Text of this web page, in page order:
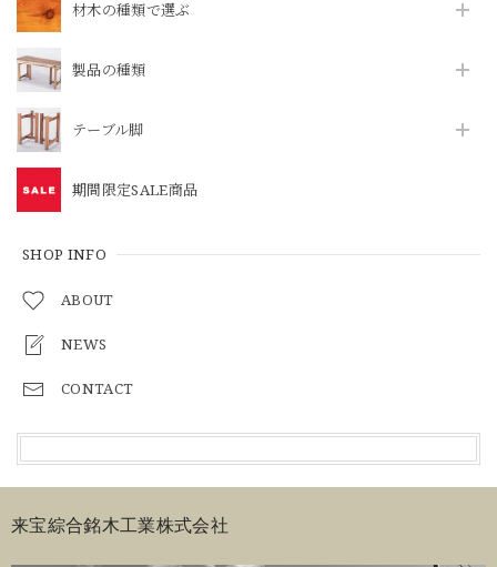
材木の種類で選ぶ
製品の種類
テーブル脚
期間限定SALE商品
SHOP INFO
ABOUT
NEWS
CONTACT
来宝綜合銘木工業株式会社